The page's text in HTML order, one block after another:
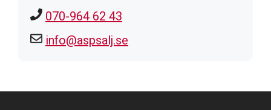
070-964 62 43
info@aspsalj.se